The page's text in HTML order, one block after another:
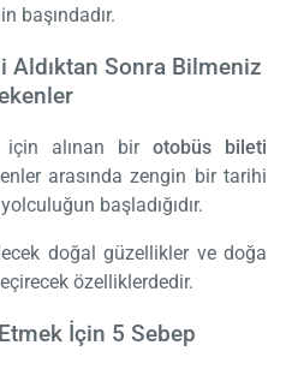
başındadır.
Sonra Bilmeniz
için alınan bir otobüs bileti
arasında zengin bir tarihi
başladığıdır.
doğal güzellikler ve doğa
özelliklerdedir.
İçin 5 Sebep